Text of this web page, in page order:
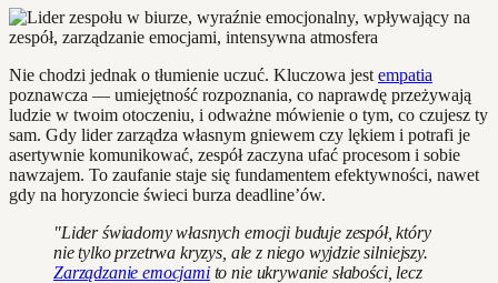
Nie chodzi jednak o tłumienie uczuć. Kluczowa jest empatia
poznawcza — umiejętność rozpoznania, co naprawdę przeżywają
ludzie w twoim otoczeniu, i odważne mówienie o tym, co czujesz ty
sam. Gdy lider zarządza własnym gniewem czy lękiem i potrafi je
asertywnie komunikować, zespół zaczyna ufać procesom i sobie
nawzajem. To zaufanie staje się fundamentem efektywności, nawet
gdy na horyzoncie świeci burza deadline’ów.
"Lider świadomy własnych emocji buduje zespół, który
nie tylko przetrwa kryzys, ale z niego wyjdzie silniejszy.
Zarządzanie emocjamito nie ukrywanie słabości, lecz